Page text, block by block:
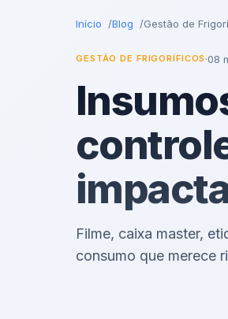
Início Blog Gestão de
GESTÃO DE FRIGORÍFICOS ·08
Filme, caixa master,
consumo que merece